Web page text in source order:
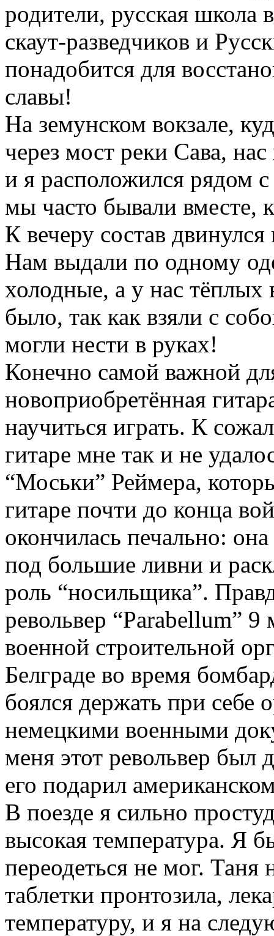
родители, русская школа
скаут-разведчиков и
понадобится для
славы!
На земунском вокзале,
через мост реки Сава,
и я расположился рядом
мы часто бывали вместе,
К вечеру состав
Нам выдали по одному
холодные, а у нас
было, так как взяли с
могли нести в руках!
Конечно самой важной
новоприобретённая
научиться играть. К
гитаре мне так и не
“Моськи” Реймера,
гитаре почти до конца
окончилась печально:
под большие ливни и
роль “носильщика”.
револьвер “Parabellum”
военной строительной
Белграде во время
боялся держать при себе
немецкими военными
меня этот револьвер был
его подарил
В поезде я сильно
высокая температура. Я
переодеться не мог.
таблетки пронтозила,
температуру, и я на